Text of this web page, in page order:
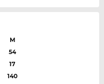
M
54
17
140